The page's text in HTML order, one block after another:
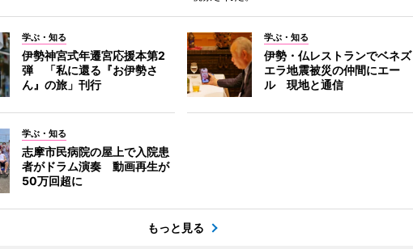
学ぶ・知る
伊勢神宮式年遷宮応援本第2
弾 「私に還る『お伊勢さ
ん』の旅」刊行
学ぶ・知る
伊勢・仏レストランでベネズ
エラ地震被災の仲間にエー
ル 現地と通信
学ぶ・知る
志摩市民病院の屋上で入院患
者がドラム演奏 動画再生が
50万回超に
もっと見る